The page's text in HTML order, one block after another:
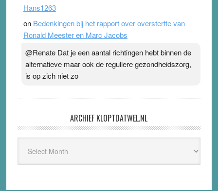
Hans1263
on Bedenkingen bij het rapport over oversterfte van
Ronald Meester en Marc Jacobs
@Renate Dat je een aantal richtingen hebt binnen de
alternatieve maar ook de reguliere gezondheidszorg,
is op zich niet zo
ARCHIEF KLOPTDATWEL.NL
Kloptdatwel.nl